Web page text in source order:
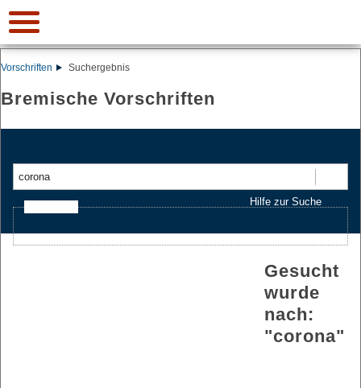
Vorschriften Suchergebnis
Bremische Vorschriften
Hilfe zur Suche
Gesucht
wurde
nach:
"corona"